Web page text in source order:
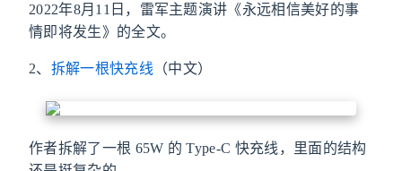
2022年8月11日，雷军主题演讲《永远相信美好的事
情即将发生》的全文。
2、 拆解一根快充线 （中文）
作者拆解了一根 65W 的 Type-C 快充线，里面的结构